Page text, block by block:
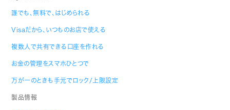
誰でも、無料で、はじめられる
Visaだから、いつものお店で使える
複数人で共有できる口座を作れる
お金の管理をスマホひとつで
万が一のときも手元でロック/上限設定
製品情報